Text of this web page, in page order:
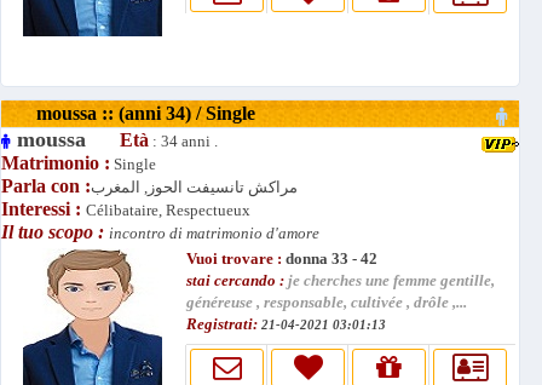
moussa :: (anni 34) / Single
moussa Età : 34 anni .
Matrimonio : Single
Parla con :مراكش تانسيفت الحوز, المغرب
Interessi : Célibataire, Respectueux
Il tuo scopo : incontro di matrimonio d'amore
Vuoi trovare : donna 33 - 42
stai cercando : je cherches une femme gentille,
généreuse , responsable, cultivée , drôle ,...
Registrati: 21-04-2021 03:01:13